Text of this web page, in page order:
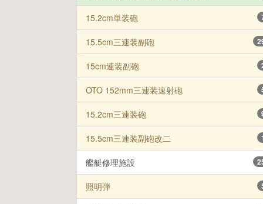
15.2cm単装砲
15.5cm三連装副砲
15cm連装副砲
OTO 152mm三連装速射砲
15.2cm三連装砲
15.5cm三連装副砲改二
艦艇修理施設
照明弾